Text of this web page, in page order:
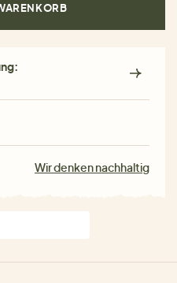
Wir denken nachhaltig